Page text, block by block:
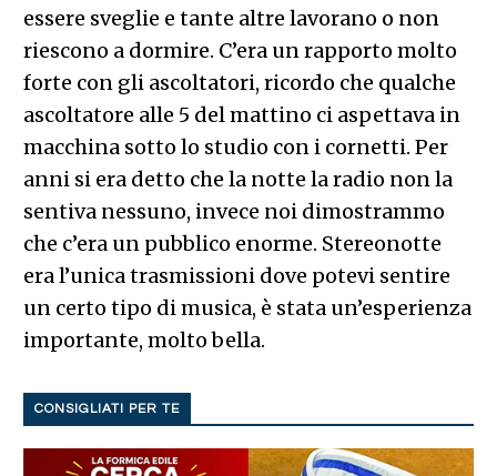
essere sveglie e tante altre lavorano o non
riescono a dormire. C’era un rapporto molto
forte con gli ascoltatori, ricordo che qualche
ascoltatore alle 5 del mattino ci aspettava in
macchina sotto lo studio con i cornetti. Per
anni si era detto che la notte la radio non la
sentiva nessuno, invece noi dimostrammo
che c’era un pubblico enorme. Stereonotte
era l’unica trasmissioni dove potevi sentire
un certo tipo di musica, è stata un’esperienza
importante, molto bella.
CONSIGLIATI PER TE